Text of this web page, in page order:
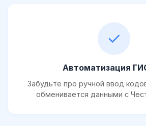
✓
Автоматизация
Забудьте про ручной ввод
обменивается данными с